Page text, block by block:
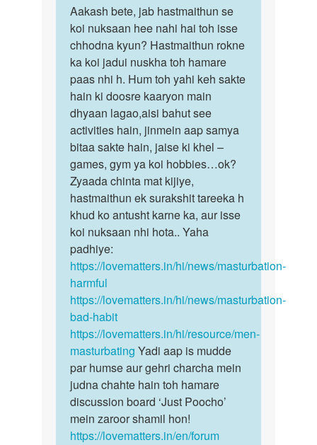
to
Main
hastmathun
karta
hu
aap…
by
Aakashkumar
Aakash
bete,
jab
hastmaithun…
Aakash bete, jab hastmaithun se
koi nuksaan hee nahi hai toh isse
chhodna kyun? Hastmaithun rokne
ka koi jadui nuskha toh hamare
paas nhi h. Hum toh yahi keh sakte
hain ki doosre kaaryon main
dhyaan lagao,aisi bahut see
activities hain, jinmein aap samya
bitaa sakte hain, jaise ki khel –
games, gym ya koi hobbies…ok?
Zyaada chinta mat kijiye,
hastmaithun ek surakshit tareeka h
khud ko antusht karne ka, aur isse
koi nuksaan nhi hota.. Yaha
padhiye:
https://lovematters.in/hi/news/masturbation-
harmful
https://lovematters.in/hi/news/masturbation-
bad-habit
https://lovematters.in/hi/resource/men-
masturbating Yadi aap is mudde
par humse aur gehri charcha mein
judna chahte hain toh hamare
discussion board ‘Just Poocho’
mein zaroor shamil hon!
https://lovematters.in/en/forum